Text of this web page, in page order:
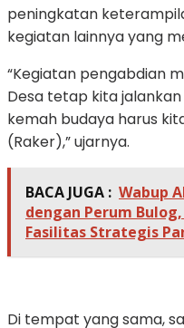
peningkatan
kegiatan lainnya yang
“Kegiatan pengabdian
Desa tetap kita
kemah budaya harus
(Raker),” ujarnya.
BACA JUGA : Wabup
dengan Perum
Fasilitas Strategis
Di tempat yang sama,